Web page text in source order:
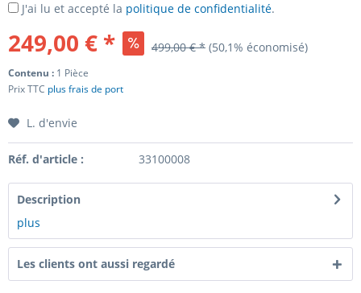
J'ai lu et accepté la politique de confidentialité.
249,00 € * 499,00 € * (50,1% économisé)
Contenu : 1 Pièce
Prix TTC plus frais de port
L. d'envie
Réf. d'article : 33100008
Description
plus
Les clients ont aussi regardé